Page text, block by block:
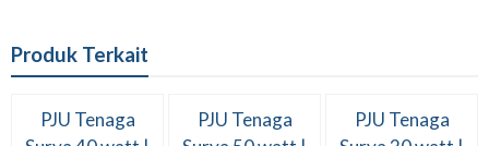
Produk Terkait
PJU Tenaga
PJU Tenaga
PJU Tenaga